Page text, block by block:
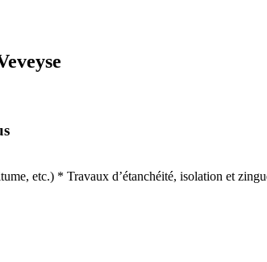
etc.) * Travaux d’étanchéité, isolation et